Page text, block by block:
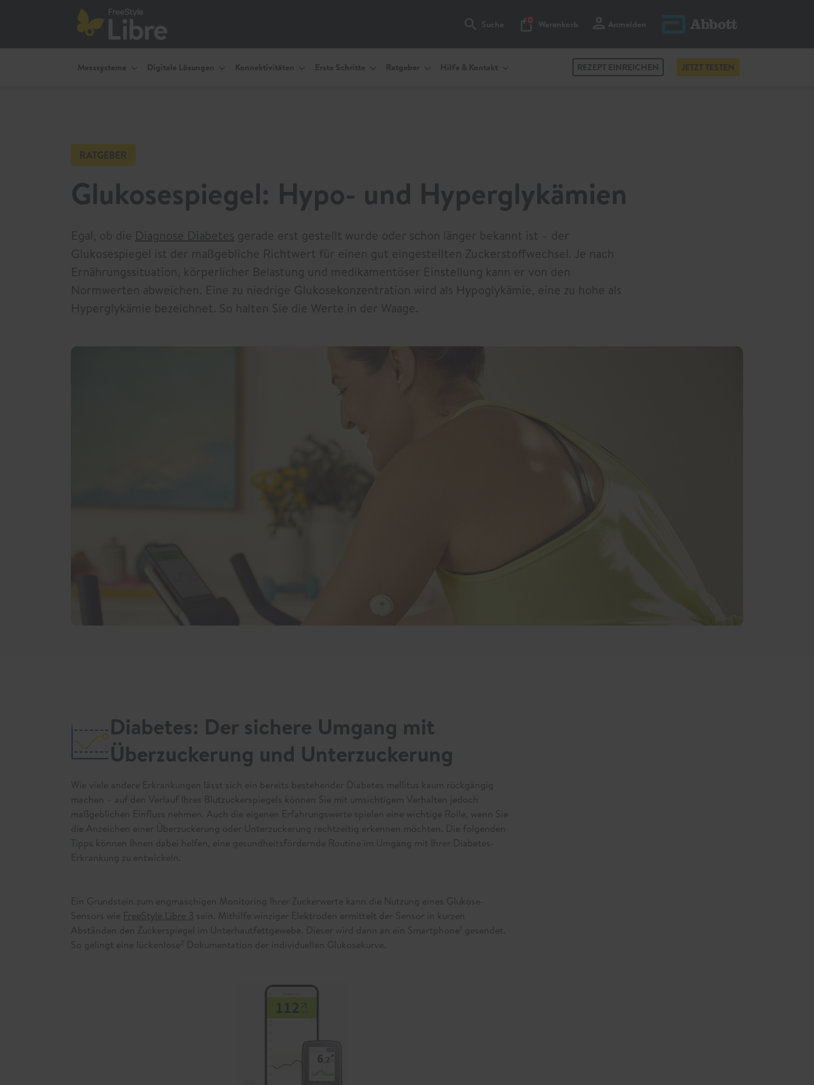
Suche Warenkorb ansehen 0Artikel
0 Warenkorb Anmelden
Messsysteme Digitale Lösungen Konnektivitäten Erste Schritte Ratgeber Hilfe & Kontakt REZEPT EINREICHEN JETZT TESTEN
RATGEBER
Glukosespiegel: Hypo- und Hyperglykämien
Egal, ob die Diagnose Diabetes gerade erst gestellt wurde oder schon länger bekannt ist – der
Glukosespiegel ist der maßgebliche Richtwert für einen gut eingestellten Zuckerstoffwechsel. Je nach
Ernährungssituation, körperlicher Belastung und medikamentöser Einstellung kann er von den
Normwerten abweichen. Eine zu niedrige Glukosekonzentration wird als Hypoglykämie, eine zu hohe als
Hyperglykämie bezeichnet. So halten Sie die Werte in der Waage.
Diabetes: Der sichere Umgang mit
Überzuckerung und Unterzuckerung
Wie viele andere Erkrankungen lässt sich ein bereits bestehender Diabetes mellitus kaum rückgängig
machen – auf den Verlauf Ihres Blutzuckerspiegels können Sie mit umsichtigem Verhalten jedoch
maßgeblichen Einfluss nehmen. Auch die eigenen Erfahrungswerte spielen eine wichtige Rolle, wenn Sie
die Anzeichen einer Überzuckerung oder Unterzuckerung rechtzeitig erkennen möchten. Die folgenden
Tipps können Ihnen dabei helfen, eine gesundheitsfördernde Routine im Umgang mit Ihrer Diabetes-
Erkrankung zu entwickeln.
Ein Grundstein zum engmaschigen Monitoring Ihrer Zuckerwerte kann die Nutzung eines Glukose-
Sensors wie FreeStyle Libre 3 sein. Mithilfe winziger Elektroden ermittelt der Sensor in kurzen
Abständen den Zuckerspiegel im Unterhautfettgewebe. Dieser wird dann an ein Smartphone gesendet.
So gelingt eine lückenlose Dokumentation der individuellen Glukosekurve.